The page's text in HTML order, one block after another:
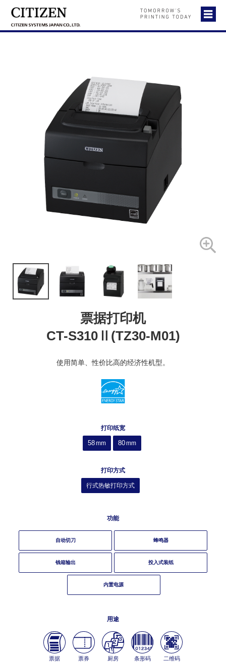
票据打印机
CT-S310Ⅱ(TZ30-M01)
使用简单、性价比高的经济性机型。
打印纸宽
58mm 80mm
打印方式
行式热敏打印方式
功能
自动切刀 蜂鸣器
钱箱输出 投入式装纸
内置电源
用途
票据 票券 厨房 条形码 二维码